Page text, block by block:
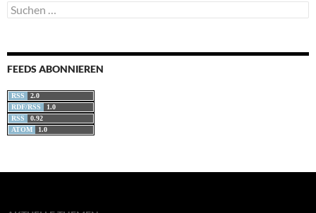
Suchen
nach:
FEEDS ABONNIEREN
RSS
2.0
RDF/RSS
1.0
RSS
0.92
ATOM
1.0